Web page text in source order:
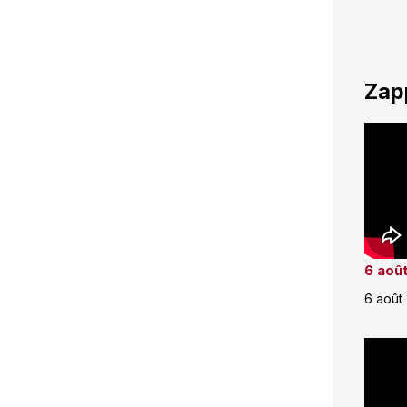
6
6 août